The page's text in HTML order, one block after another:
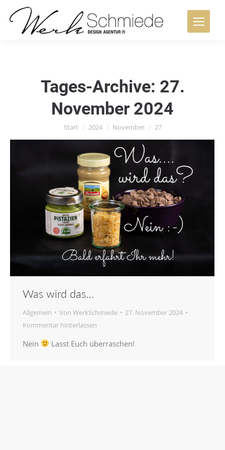
Tages-Archive: 27.
November 2024
Sie befinden sich hier:
Start 2024 November 27
Was wird das…
Allgemein Von WerkSchmiede
27. November 2024
Kommentar hinterlassen
Nein Lasst Euch überraschen!